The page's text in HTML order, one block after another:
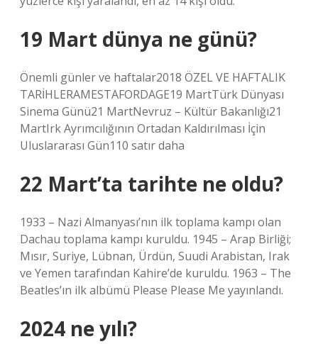
19 Mart dünya ne günü?
Önemli günler ve haftalar2018 ÖZEL VE ​​HAFTALIK
TARİHLERAMESTAFORDAGE19 MartTürk Dünyası
Sinema Günü21 MartNevruz – Kültür Bakanlığı21
MartIrk Ayrımcılığının Ortadan Kaldırılması İçin
Uluslararası Gün110 satır daha
22 Mart’ta tarihte ne oldu?
1933 – Nazi Almanyası’nın ilk toplama kampı olan
Dachau toplama kampı kuruldu. 1945 – Arap Birliği;
Mısır, Suriye, Lübnan, Ürdün, Suudi Arabistan, Irak
ve Yemen tarafından Kahire’de kuruldu. 1963 – The
Beatles’ın ilk albümü Please Please Me yayınlandı.
2024 ne yılı?